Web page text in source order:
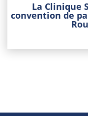
La Clinique
convention de